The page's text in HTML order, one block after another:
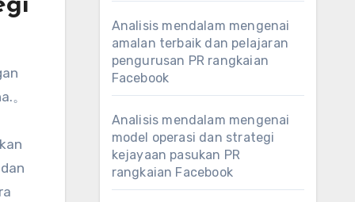
。
Analisis mendalam mengenai
amalan terbaik dan pelajaran
pengurusan PR rangkaian
Facebook
Analisis mendalam mengenai
model operasi dan strategi
kejayaan pasukan PR
rangkaian Facebook